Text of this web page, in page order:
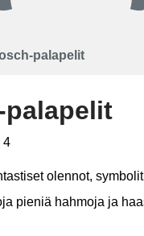
palapelit
palapelit
4
olennot,
pieniä hahmoja ja